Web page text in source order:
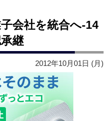
会社を統合へ‐14
継
2012年10月01日 (月)